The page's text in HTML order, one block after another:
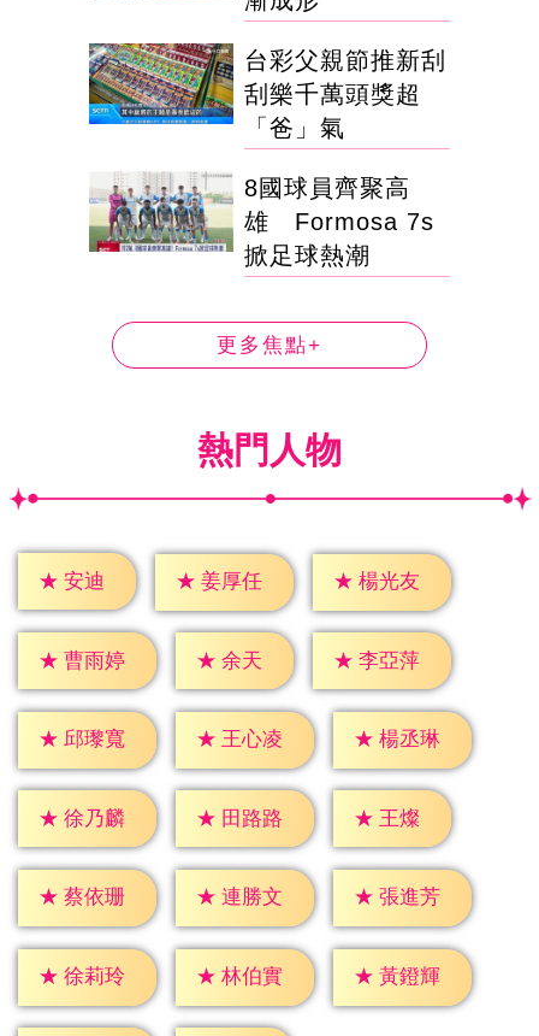
台彩父親節推新刮
刮樂千萬頭獎超
「爸」氣
8國球員齊聚高
雄 Formosa 7s
掀足球熱潮
更多焦點+
熱門人物
★ 安迪 ★ 姜厚任 ★ 楊光友
★ 曹雨婷 ★ 余天 ★ 李亞萍
★ 邱瓈寬 ★ 王心凌 ★ 楊丞琳
★ 徐乃麟 ★ 田路路 ★ 王燦
★ 蔡依珊 ★ 連勝文 ★ 張進芳
★ 徐莉玲 ★ 林伯實 ★ 黃鐙輝